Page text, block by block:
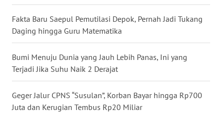
Fakta Baru Saepul Pemutilasi Depok, Pernah Jadi Tukang
Daging hingga Guru Matematika
Bumi Menuju Dunia yang Jauh Lebih Panas, Ini yang
Terjadi Jika Suhu Naik 2 Derajat
Geger Jalur CPNS “Susulan”, Korban Bayar hingga Rp700
Juta dan Kerugian Tembus Rp20 Miliar
JOGJA
WN
JATIM
WN
WN